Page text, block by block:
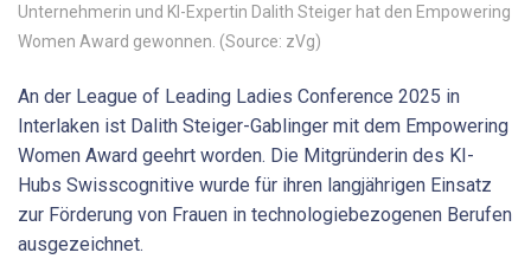
Unternehmerin und KI-Expertin Dalith Steiger hat den Empowering
Women Award gewonnen. (Source: zVg)
An der League of Leading Ladies Conference 2025 in
Interlaken ist Dalith Steiger-Gablinger mit dem Empowering
Women Award geehrt worden. Die Mitgründerin des KI-
Hubs Swisscognitive wurde für ihren langjährigen Einsatz
zur Förderung von Frauen in technologiebezogenen Berufen
ausgezeichnet.